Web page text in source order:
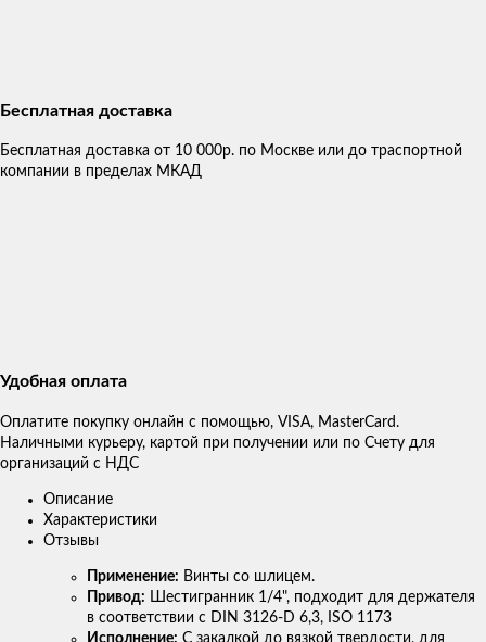
Бесплатная доставка
Бесплатная доставка от 10 000р. по Москве или до траспортной
компании в пределах МКАД
Удобная оплата
Оплатите покупку онлайн с помощью, VISA, MasterCard.
Наличными курьеру, картой при получении или по Счету для
организаций с НДС
Описание
Характеристики
Отзывы
Применение: Винты со шлицем.
Привод: Шестигранник 1/4", подходит для держателя
в соответствии с DIN 3126-D 6,3, ISO 1173
Исполнение: С закалкой до вязкой твердости, для